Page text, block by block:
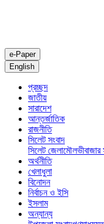
e-Paper
English
প্রচ্ছদ
জাতীয়
সারাদেশ
আন্তর্জাতিক
রাজনীতি
সিলেট সংবাদ
সিলেট জেলামৌলভীবাজার
অর্থনীতি
খেলাধুলা
বিনোদন
নির্বাচন ও ইসি
ইসলাম
অন্যান্য